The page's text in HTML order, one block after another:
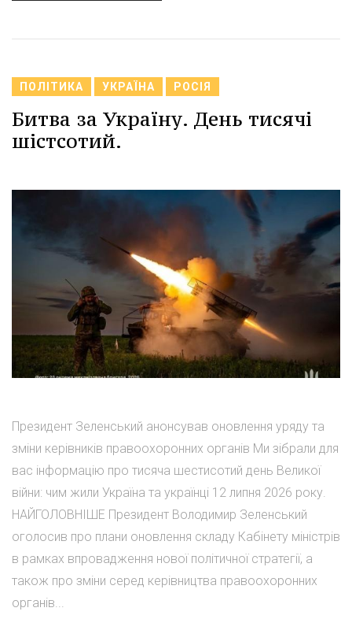
ПОЛІТИКА УКРАЇНА РОСІЯ
Битва за Україну. День тисячі
шістсотий.
Президент Зеленський анонсував оновлення уряду та
зміни керівників правоохоронних органів Ми зібрали для
вас інформацію про тисяча шестисотий день Великої
війни: чим жили Україна та українці 12 липня 2026 року.
НАЙГОЛОВНІШЕ Президент Володимир Зеленський
оголосив про плани оновлення складу Кабінету міністрів
в рамках впровадження нової політичної стратегії, а
також про зміни серед керівництва правоохоронних
органів...